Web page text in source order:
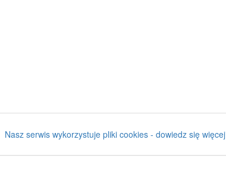
Nasz serwis wykorzystuje pliki cookies - dowiedz się więcej